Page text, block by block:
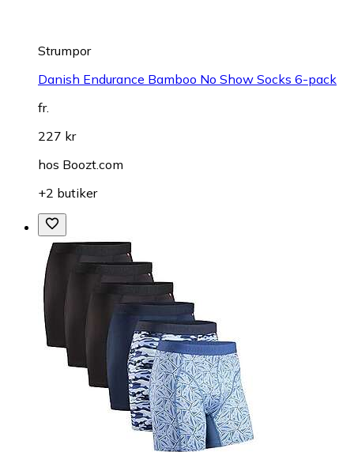
Strumpor
Danish Endurance Bamboo No Show Socks 6-pack
fr.
227 kr
hos Boozt.com
+2 butiker